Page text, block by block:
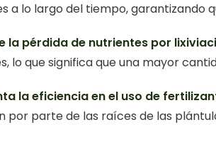
a lo largo del tiempo, garantizando
la pérdida de nutrientes por
lo que significa que una mayor
la eficiencia en el uso de
por parte de las raíces de las